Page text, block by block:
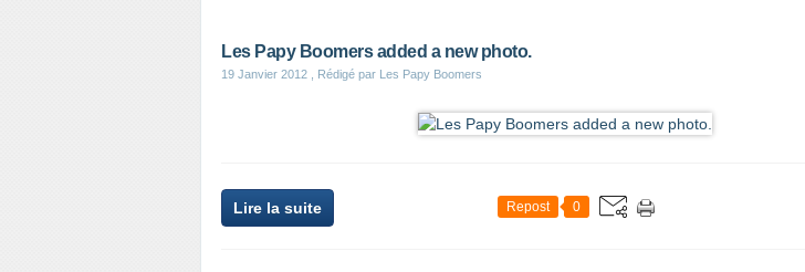
Les Papy Boomers added a new photo.
19 Janvier 2012 , Rédigé par Les Papy Boomers
Lire la suite Repost 0